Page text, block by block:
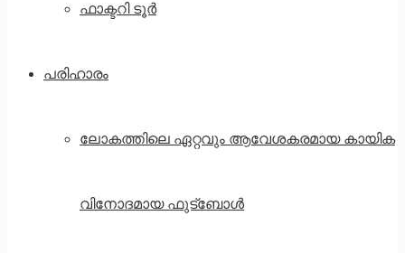
ഫാക്ടറി ടൂർ
പരിഹാരം
ലോകത്തിലെ ഏറ്റവും ആവേശകരമായ കായിക
വിനോദമായ ഫുട്ബോൾ